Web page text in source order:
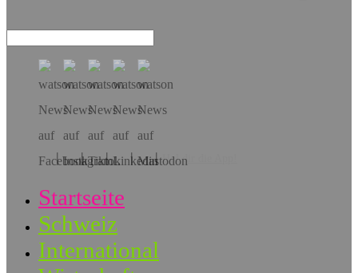
Hol dir die App!
Startseite
Schweiz
International